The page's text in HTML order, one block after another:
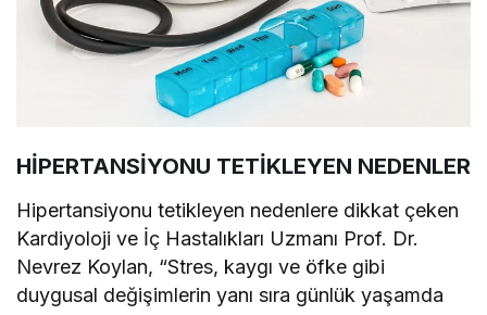
HİPERTANSİYONU TETİKLEYEN NEDENLER
Hipertansiyonu tetikleyen nedenlere dikkat çeken
Kardiyoloji ve İç Hastalıkları Uzmanı Prof. Dr.
Nevrez Koylan, “Stres, kaygı ve öfke gibi
duygusal değişimlerin yanı sıra günlük yaşamda